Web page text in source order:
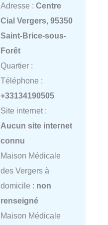
Adresse : Centre
Cial Vergers, 95350
Saint-Brice-sous-
Forêt
Quartier :
Téléphone :
+33134190505
Site internet :
Aucun site internet
connu
Maison Médicale
des Vergers à
domicile : non
renseigné
Maison Médicale